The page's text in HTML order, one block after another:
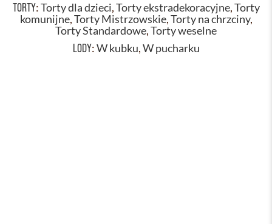
TORTY:Torty dla dzieci,Torty ekstradekoracyjne,Torty
komunijne,Torty Mistrzowskie,Torty na chrzciny,
Torty Standardowe,Torty weselne
LODY:W kubku,W pucharku